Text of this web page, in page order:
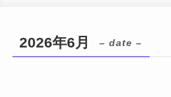
2026年6月 – date –